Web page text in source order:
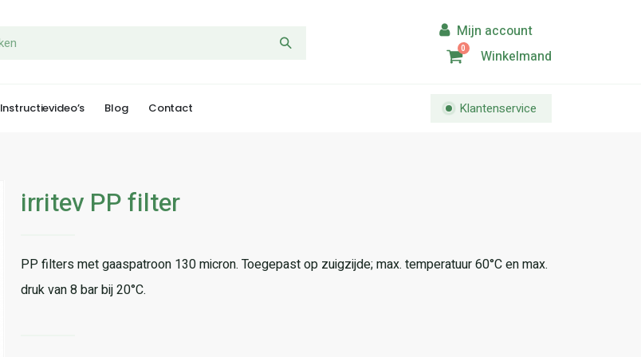
0 Winkelmand
Instructievideo’s Blog Contact Klantenservice
irritev PP filter
PP filters met gaaspatroon 130 micron. Toegepast op zuigzijde; max. temperatuur 60°C en max.
druk van 8 bar bij 20°C.